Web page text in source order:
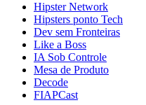
Hipster Network
Hipsters ponto Tech
Dev sem Fronteiras
Like a Boss
IA Sob Controle
Mesa de Produto
Decode
FIAPCast